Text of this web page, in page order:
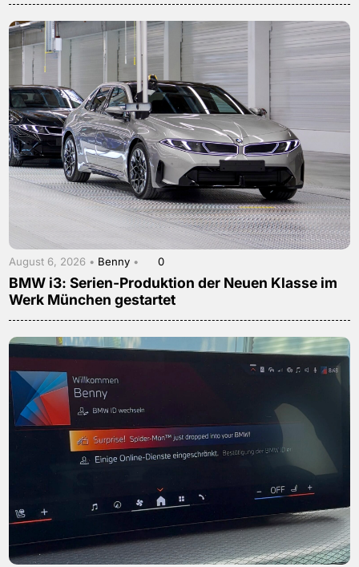
August 6, 2026 • Benny • 0
BMW i3: Serien-Produktion der Neuen Klasse im
Werk München gestartet